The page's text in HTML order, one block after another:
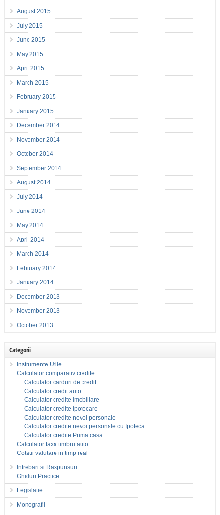
August 2015
July 2015
June 2015
May 2015
April 2015
March 2015
February 2015
January 2015
December 2014
November 2014
October 2014
September 2014
August 2014
July 2014
June 2014
May 2014
April 2014
March 2014
February 2014
January 2014
December 2013
November 2013
October 2013
Categorii
Instrumente Utile
Calculator comparativ credite
Calculator carduri de credit
Calculator credit auto
Calculator credite imobiliare
Calculator credite ipotecare
Calculator credite nevoi personale
Calculator credite nevoi personale cu Ipoteca
Calculator credite Prima casa
Calculator taxa timbru auto
Cotatii valutare in timp real
Intrebari si Raspunsuri
Ghiduri Practice
Legislatie
Monografii